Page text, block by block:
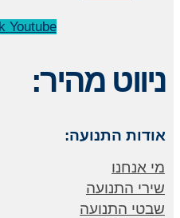
Youtube
ניווט מהיר:
אודות התנועה:
מי אנחנו
שירי התנועה
שבטי התנועה